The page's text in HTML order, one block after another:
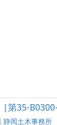
第35-
静岡土木事務所